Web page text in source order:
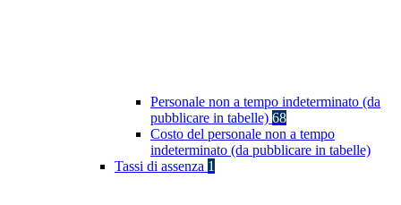
Personale non a tempo indeterminato (da
pubblicare in tabelle) 68
Costo del personale non a tempo
indeterminato (da pubblicare in tabelle)
Tassi di assenza 1